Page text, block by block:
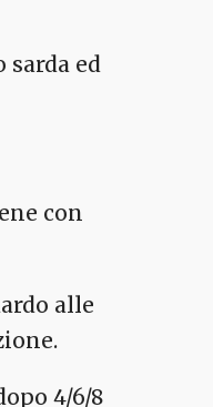
ed
con
alle
4/6/8